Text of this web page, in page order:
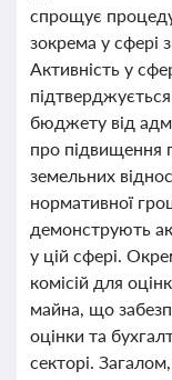
спрощує
зокрема у сфері
Активність у
бюджету від
про підвищення
земельних
нормативної
демонструють
у цій сфері.
комісій для
майна, що
оцінки та
секторі.